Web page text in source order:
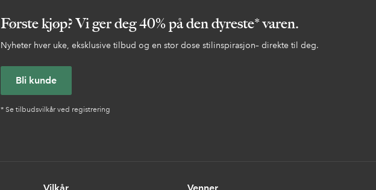
Første kjøp? Vi ger deg 40% på den dyreste* varen.
Nyheter hver uke, eksklusive tilbud og en stor dose stilinspirasjon– direkte til deg.
Bli kunde
* Se tilbudsvilkår ved registrering